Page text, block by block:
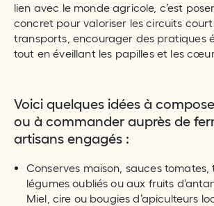
lien avec le monde agricole, c’est
concret pour valoriser les circuits
transports, encourager des pratiques
tout en éveillant les papilles et les
Voici quelques idées à
ou à commander auprès de
artisans engagés :
Conserves maison, sauces
légumes oubliés ou aux fruits
Miel, cire ou bougies d’apiculteurs